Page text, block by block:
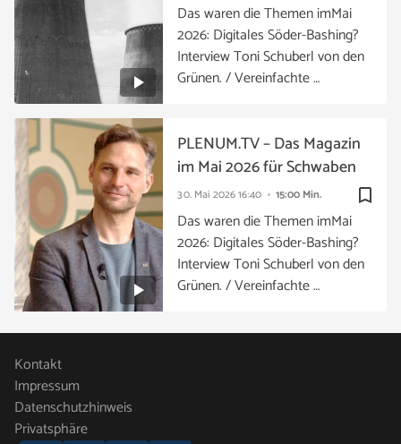
Das waren die Themen imMai
2026: Digitales Söder-Bashing?
Interview Toni Schuberl von den
Grünen. / Vereinfachte …
bookmark_border
30. Mai 202616:40 15:00 Min.
PLENUM.TV – Das Magazin
im Mai 2026 für Schwaben
Das waren die Themen imMai
2026: Digitales Söder-Bashing?
Interview Toni Schuberl von den
Grünen. / Vereinfachte …
Kontakt
Impressum
Datenschutzhinweis
Privatsphäre